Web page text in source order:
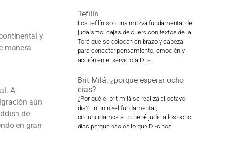
y
manera
A
aún
de
en gran
Tefilín
Los tefilín son una mitzvá fundamental del
judaísmo: cajas de cuero con textos de la
Torá que se colocan en brazo y cabeza
para conectar pensamiento, emoción y
acción en el servicio a Di-s.
Brit Milá: ¿porque esperar ocho
dias?
¿Por qué el brit milá se realiza al octavo
día? En un nivel fundamental,
circuncidamos a un bebé judío a los ocho
días porque eso es lo que Di-s nos